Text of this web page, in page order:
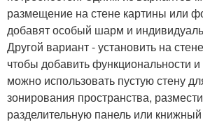
размещение на стене картины или
добавят особый шарм и
Другой вариант - установить на
чтобы добавить функциональности
можно использовать пустую стену
зонирования пространства,
разделительную панель или